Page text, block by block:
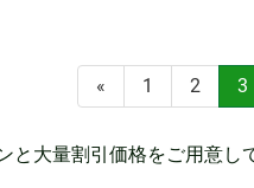
« 1 2 3
大量割引価格をご用意し